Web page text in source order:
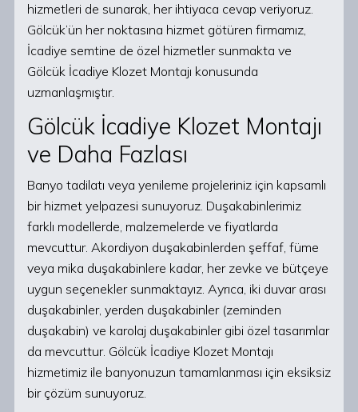
hizmetleri de sunarak, her ihtiyaca cevap veriyoruz.
Gölcük’ün her noktasına hizmet götüren firmamız,
İcadiye semtine de özel hizmetler sunmakta ve
Gölcük İcadiye Klozet Montajı konusunda
uzmanlaşmıştır.
Gölcük İcadiye Klozet Montajı
ve Daha Fazlası
Banyo tadilatı veya yenileme projeleriniz için kapsamlı
bir hizmet yelpazesi sunuyoruz. Duşakabinlerimiz
farklı modellerde, malzemelerde ve fiyatlarda
mevcuttur. Akordiyon duşakabinlerden şeffaf, füme
veya mika duşakabinlere kadar, her zevke ve bütçeye
uygun seçenekler sunmaktayız. Ayrıca, iki duvar arası
duşakabinler, yerden duşakabinler (zeminden
duşakabin) ve karolaj duşakabinler gibi özel tasarımlar
da mevcuttur. Gölcük İcadiye Klozet Montajı
hizmetimiz ile banyonuzun tamamlanması için eksiksiz
bir çözüm sunuyoruz.